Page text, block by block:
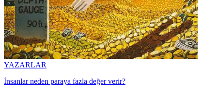
YAZARLAR
İnsanlar neden paraya fazla değer verir?